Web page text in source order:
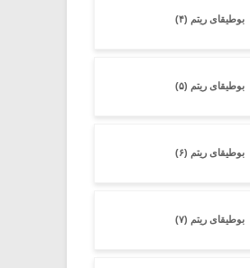
بوطیقای ریتم (۴)
بوطیقای ریتم (۵)
بوطیقای ریتم (۶)
بوطیقای ریتم (۷)